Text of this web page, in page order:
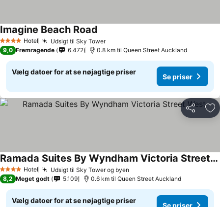
4 StjernerHotel Udsigt til Sky Tower
Imagine Beach Road
9,0 Fremragende 6.472 0.8 km til Queen Street Auckland
Vælg datoer for at se nøjagtige priser
Se priser
Del
4 StjernerHotel Udsigt til Sky Tower og byen
Ramada Suites By Wyndham Victoria Street West
8,2 Meget godt 5.109 0.6 km til Queen Street Auckland
Vælg datoer for at se nøjagtige priser
Se priser